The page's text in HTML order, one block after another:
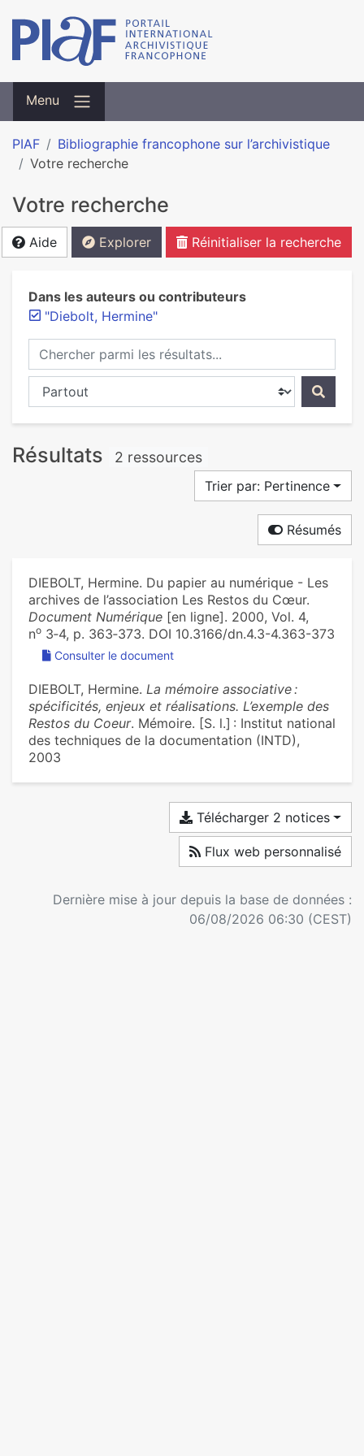
Menu
PIAF
Bibliographie francophone sur l’archivistique
Votre recherche
Votre recherche
Aide Explorer Réinitialiser la recherche
Dans les auteurs ou contributeurs
"Diebolt, Hermine"
Chercher parmi les résultats...
Chercher dans...
Résultats 2 ressources
Trier par: Pertinence
Résumés
DIEBOLT, Hermine. Du papier au numérique - Les
archives de l’association Les Restos du Cœur.
Document Numérique [en ligne]. 2000, Vol. 4,
no 3‑4, p. 363‑373. DOI 10.3166/dn.4.3-4.363-373
Consulter le document
DIEBOLT, Hermine. La mémoire associative :
spécificités, enjeux et réalisations. L’exemple des
Restos du Coeur. Mémoire. [S. l.] : Institut national
des techniques de la documentation (INTD),
2003
Télécharger 2 notices
Flux web personnalisé
Dernière mise à jour depuis la base de données :
06/08/2026 06:30 (CEST)